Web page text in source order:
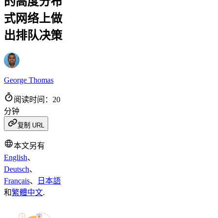
式网络上做
出排队决策
George Thomas
阅读时间：20
分钟
复制 URL
本文另有
English、
Deutsch、
Français、
日本語
和繁體中文.